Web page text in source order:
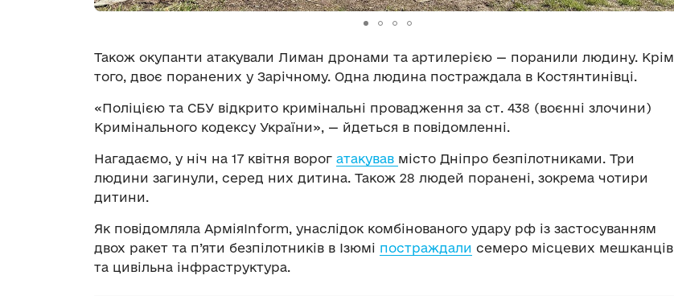
Також окупанти атакували Лиман дронами та артилерією — поранили людину. Крім
того, двоє поранених у Зарічному. Одна людина постраждала в Костянтинівці.
«Поліцією та СБУ відкрито кримінальні провадження за ст. 438 (воєнні злочини)
Кримінального кодексу України», — йдеться в повідомленні.
Нагадаємо, у ніч на 17 квітня ворог атакував місто Дніпро безпілотниками. Три
людини загинули, серед них дитина. Також 28 людей поранені, зокрема чотири
дитини.
Як повідомляла АрміяInform, унаслідок комбінованого удару рф із застосуванням
двох ракет та п’яти безпілотників в Ізюмі постраждали семеро місцевих мешканців
та цивільна інфраструктура.